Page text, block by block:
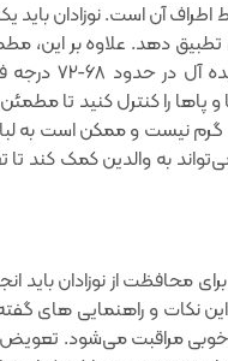
آن است. نوزادان باید یک
تطبیق دهد. علاوه بر
نکته ای است
را کنترل کنید تا
نیست و ممکن است به
به والدین کمک کند تا
محافظت از نوزادان باید
این نکات و راهنمایی
مراقبت می‌شود. تعویض